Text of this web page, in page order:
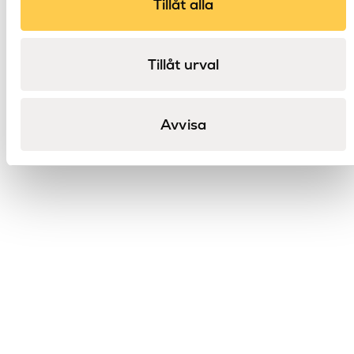
Tillåt alla
Tillåt urval
Avvisa